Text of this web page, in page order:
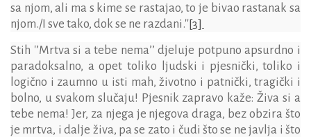
sa njom, ali ma s kime se rastajao, to je bivao rastanak sa
njom./I sve tako, dok se ne razdani.''[3]
Stih '’Mrtva si a tebe nema’’ djeluje potpuno apsurdno i
paradoksalno, a opet toliko ljudski i pjesnički, toliko i
logično i zaumno u isti mah, životno i patnički, tragički i
bolno, u svakom slučaju! Pjesnik zapravo kaže: Živa si a
tebe nema! Jer, za njega je njegova draga, bez obzira što
je mrtva, i dalje živa, pa se zato i čudi što se ne javlja i što